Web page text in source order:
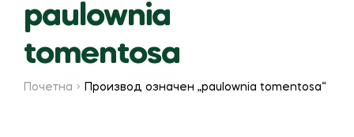
paulownia
tomentosa
Почетна Производ oзначен „paulownia tomentosa“